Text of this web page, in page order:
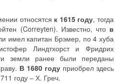
относятся к 1615 году, тогда
(Correyten). Известно, что в
имел капитан Брэмер, по 4 хуба
Линдтхорст и Фридрих
земли ранее были переданы
В 1680 году приобрел здесь
году – Х. Греч.